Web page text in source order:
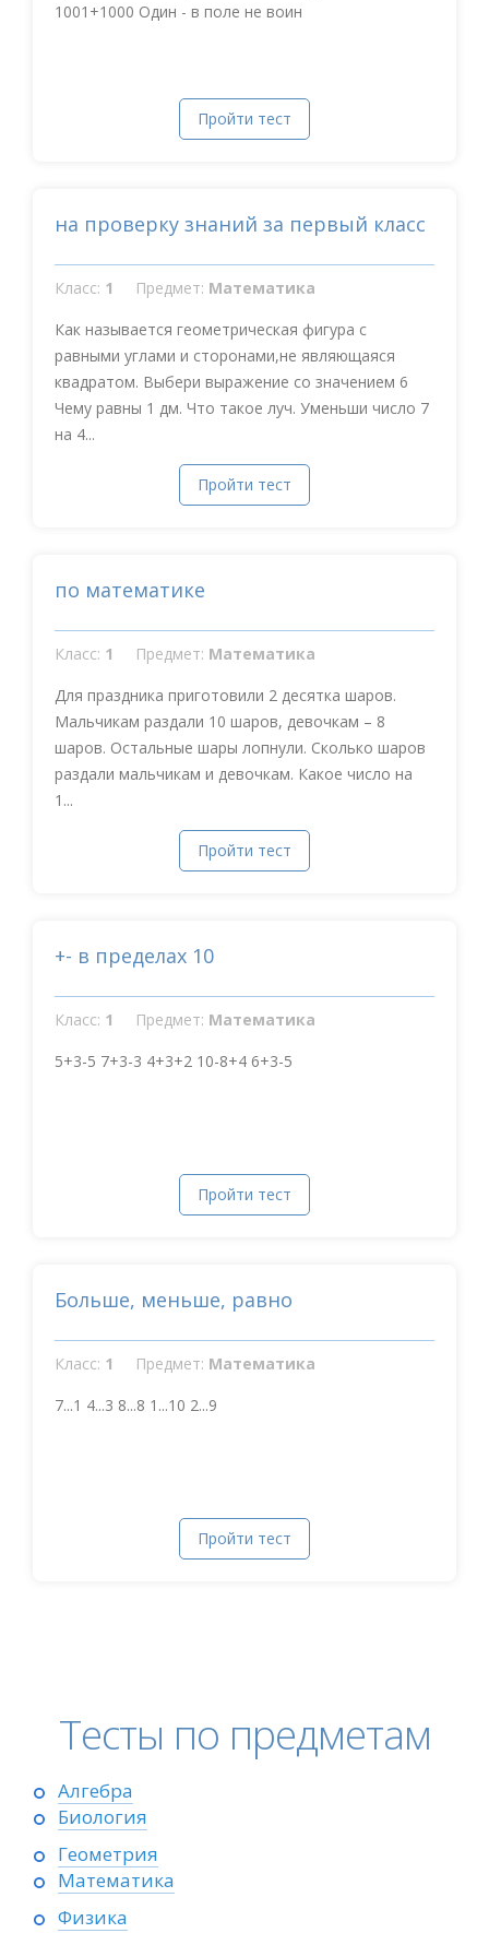
1001+1000 Один - в поле не воин
Пройти тест
на проверку знаний за первый класс
Класс: 1 Предмет: Математика
Как называется геометрическая фигура с
равными углами и сторонами,не являющаяся
квадратом. Выбери выражение со значением 6
Чему равны 1 дм. Что такое луч. Уменьши число 7
на 4...
Пройти тест
по математике
Класс: 1 Предмет: Математика
Для праздника приготовили 2 десятка шаров.
Мальчикам раздали 10 шаров, девочкам – 8
шаров. Остальные шары лопнули. Сколько шаров
раздали мальчикам и девочкам. Какое число на
1...
Пройти тест
+- в пределах 10
Класс: 1 Предмет: Математика
5+3-5 7+3-3 4+3+2 10-8+4 6+3-5
Пройти тест
Больше, меньше, равно
Класс: 1 Предмет: Математика
7...1 4...3 8...8 1...10 2...9
Пройти тест
Тесты по предметам
Алгебра
Биология
Геометрия
Математика
Физика